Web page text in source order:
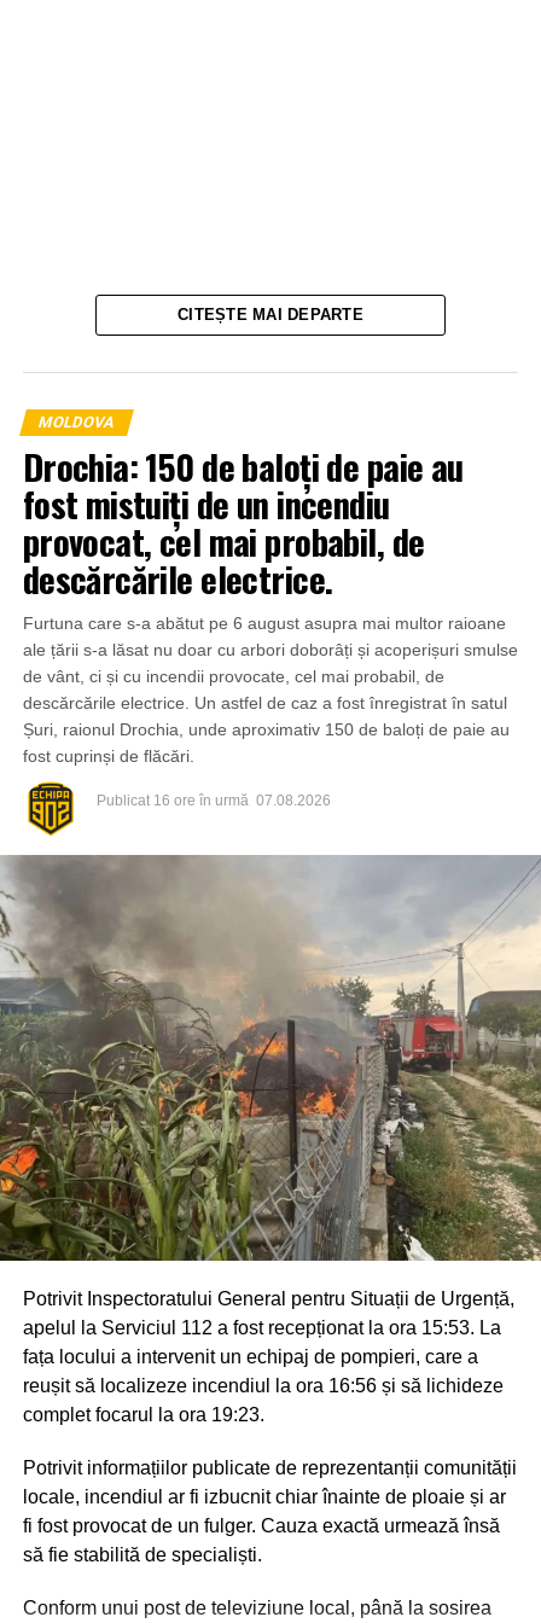
CITEȘTE MAI DEPARTE
MOLDOVA
Drochia: 150 de baloți de paie au
fost mistuiți de un incendiu
provocat, cel mai probabil, de
descărcările electrice.
Furtuna care s-a abătut pe 6 august asupra mai multor raioane
ale țării s-a lăsat nu doar cu arbori doborâți și acoperișuri smulse
de vânt, ci și cu incendii provocate, cel mai probabil, de
descărcările electrice. Un astfel de caz a fost înregistrat în satul
Șuri, raionul Drochia, unde aproximativ 150 de baloți de paie au
fost cuprinși de flăcări.
Publicat 16 ore în urmă 07.08.2026
Potrivit Inspectoratului General pentru Situații de Urgență,
apelul la Serviciul 112 a fost recepționat la ora 15:53. La
fața locului a intervenit un echipaj de pompieri, care a
reușit să localizeze incendiul la ora 16:56 și să lichideze
complet focarul la ora 19:23.
Potrivit informațiilor publicate de reprezentanții comunității
locale, incendiul ar fi izbucnit chiar înainte de ploaie și ar
fi fost provocat de un fulger. Cauza exactă urmează însă
să fie stabilită de specialiști.
Conform unui post de televiziune local, până la sosirea